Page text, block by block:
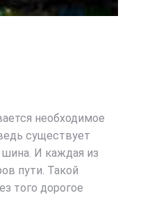
необходимое
существует
И каждая из
пути. Такой
того дорогое